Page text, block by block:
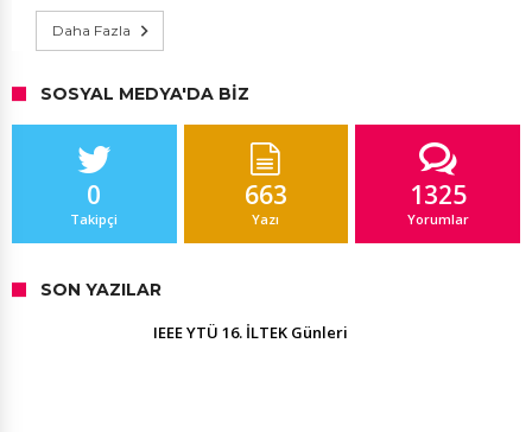
Daha Fazla
SOSYAL MEDYA'DA BIZ
0
Takipçi
663
Yazı
1325
Yorumlar
SON YAZILAR
IEEE YTÜ 16. İLTEK Günleri